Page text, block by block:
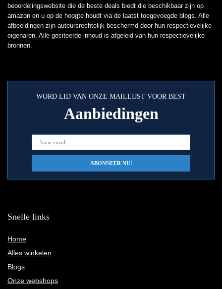
beoordelingswebsite die de beste deals biedt die beschikbaar zijn op
amazon en u op de hoogte houdt via de laatst toegevoegde blogs. Alle
afbeeldingen zijn auteursrechtelijk beschermd door hun respectievelijke
eigenaren. Alle geciteerde inhoud is afgeleid van hun respectievelijke
bronnen.
WORD LID VAN ONZE MAILLIJST VOOR BEST
Aanbiedingen
Snelle links
Home
Alles winkelen
Blogs
Onze webshops